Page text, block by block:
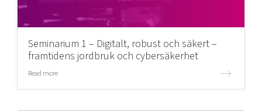
Seminarium 1 – Digitalt, robust och säkert –
framtidens jordbruk och cybersäkerhet
Read more